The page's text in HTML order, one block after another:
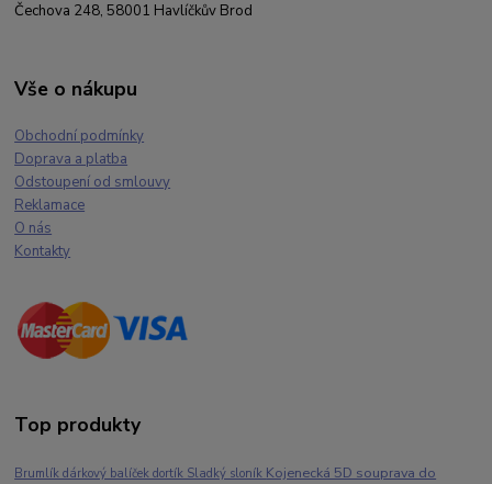
Čechova 248, 58001 Havlíčkův Brod
Vše o nákupu
Obchodní podmínky
Doprava a platba
Odstoupení od smlouvy
Reklamace
O nás
Kontakty
Top produkty
Brumlík dárkový balíček dortík Sladký sloník Kojenecká 5D souprava do